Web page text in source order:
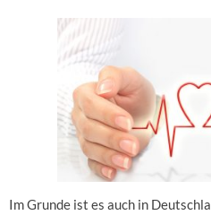
Im Grunde ist es auch in